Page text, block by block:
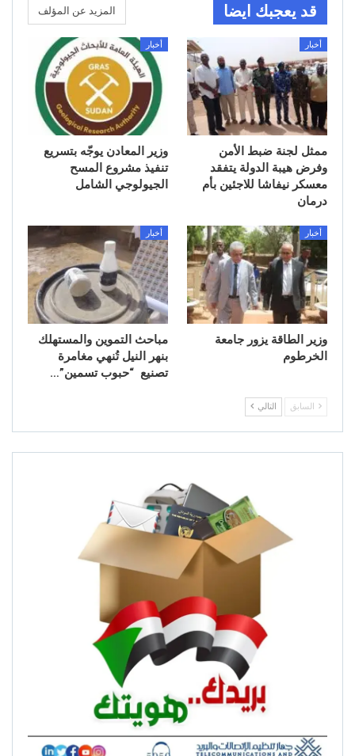
قد يعجبك ايضا المزيد عن المؤلف
أخبار
ممثل لجنة ضبط الأمن
وفرض هيبة الدولة يتفقد
معسكر نيفاشا للاجئين بأم
درمان
أخبار
وزير المعادن يوجّه بتسريع
تنفيذ مشروع المسح
الجيولوجي الشامل
أخبار
وزير الطاقة يزور جامعة
الخرطوم
أخبار
مباحث التموين والمستهلك
بنهر النيل تُنهي مغامرة
تصنيع “حبوب تسمين”…
السابق التالي